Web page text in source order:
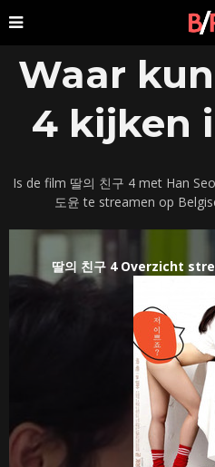
Waar kun
4 kijken
Is de film 딸의 친구 4 met Han
도윤 te streamen op
딸의 친구 4 Overzicht